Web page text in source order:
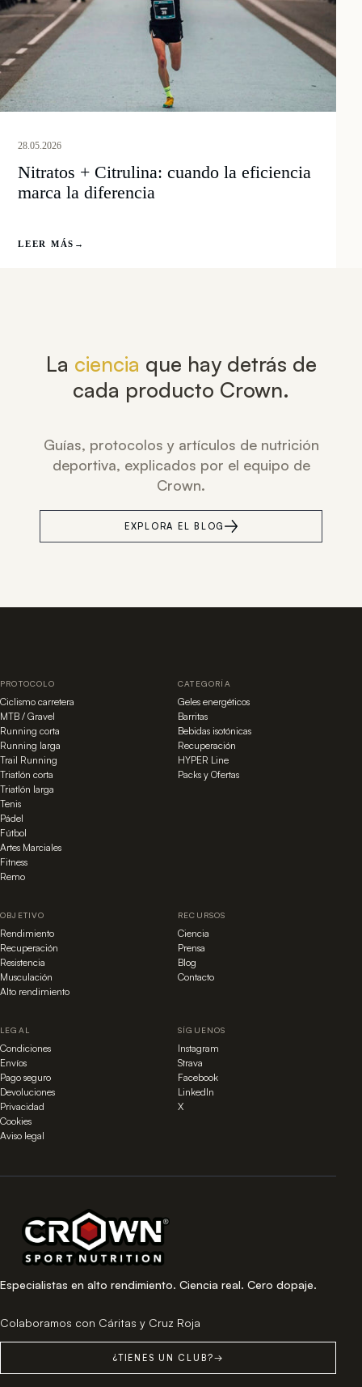
28.05.2026
Nitratos + Citrulina: cuando la eficiencia
marca la diferencia
LEER MÁS →
La ciencia que hay detrás de
cada producto Crown.
Guías, protocolos y artículos de nutrición
deportiva, explicados por el equipo de
Crown.
EXPLORA EL BLOG
PROTOCOLO
Ciclismo carretera
MTB / Gravel
Running corta
Running larga
Trail Running
Triatlón corta
Triatlón larga
Tenis
Pádel
Fútbol
Artes Marciales
Fitness
Remo
CATEGORÍA
Geles energéticos
Barritas
Bebidas isotónicas
Recuperación
HYPER Line
Packs y Ofertas
OBJETIVO
Rendimiento
Recuperación
Resistencia
Musculación
Alto rendimiento
RECURSOS
Ciencia
Prensa
Blog
Contacto
LEGAL
Condiciones
Envíos
Pago seguro
Devoluciones
Privacidad
Cookies
Aviso legal
SÍGUENOS
Instagram
Strava
Facebook
LinkedIn
X
Especialistas en alto rendimiento. Ciencia real. Cero dopaje.
Colaboramos con Cáritas y Cruz Roja
¿TIENES UN CLUB?→